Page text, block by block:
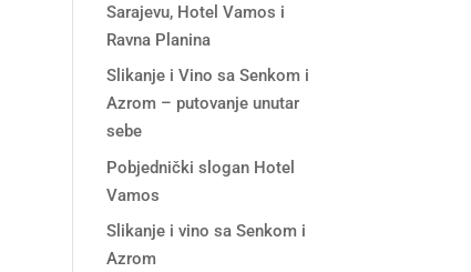
Sarajevu, Hotel Vamos i
Ravna Planina
Slikanje i Vino sa Senkom i
Azrom – putovanje unutar
sebe
Pobjednički slogan Hotel
Vamos
Slikanje i vino sa Senkom i
Azrom